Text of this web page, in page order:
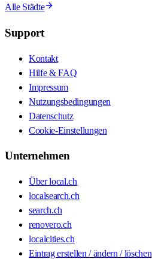
Alle Städte
Support
Kontakt
Hilfe & FAQ
Impressum
Nutzungsbedingungen
Datenschutz
Cookie-Einstellungen
Unternehmen
Über local.ch
localsearch.ch
search.ch
renovero.ch
localcities.ch
Eintrag erstellen / ändern / löschen